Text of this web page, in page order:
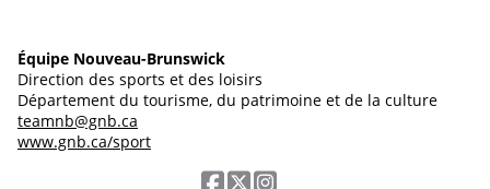
Équipe Nouveau-Brunswick
Direction des sports et des loisirs
Département du tourisme, du patrimoine et de la culture
teamnb@gnb.ca
www.gnb.ca/sport